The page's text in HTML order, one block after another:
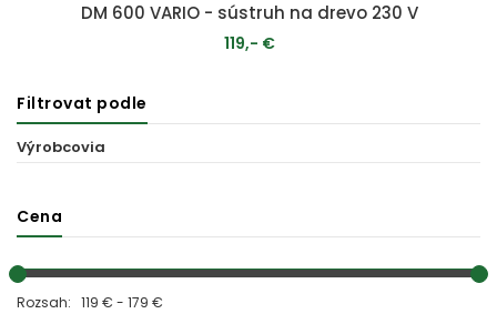
DM 600 VARIO - sústruh na drevo 230 V
119,- €
Filtrovat podle
Výrobcovia
Cena
Rozsah: 119 € - 179 €